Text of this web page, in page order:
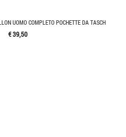
UOMO COMPLETO POCHETTE DA TASCH
€ 39,50